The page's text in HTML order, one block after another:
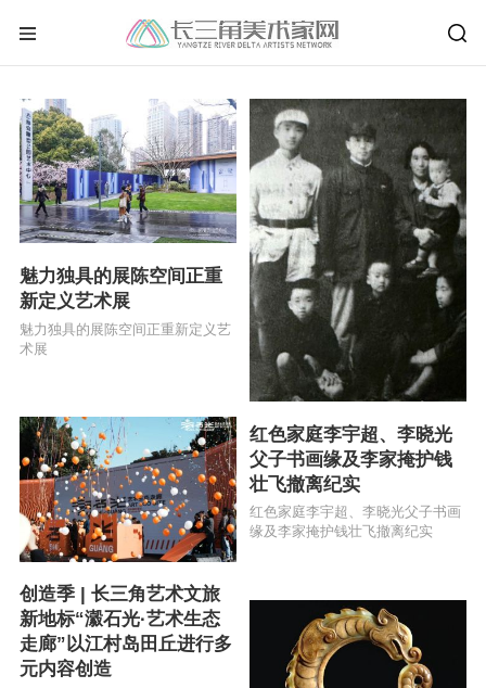
魅力独具的展陈空间正重
新定义艺术展
魅力独具的展陈空间正重新定义艺
术展
创造季 | 长三角艺术文旅
新地标“瀫石光·艺术生态
走廊”以江村岛田丘进行多
元内容创造
红色家庭李宇超、李晓光
父子书画缘及李家掩护钱
壮飞撤离纪实
红色家庭李宇超、李晓光父子书画
缘及李家掩护钱壮飞撤离纪实